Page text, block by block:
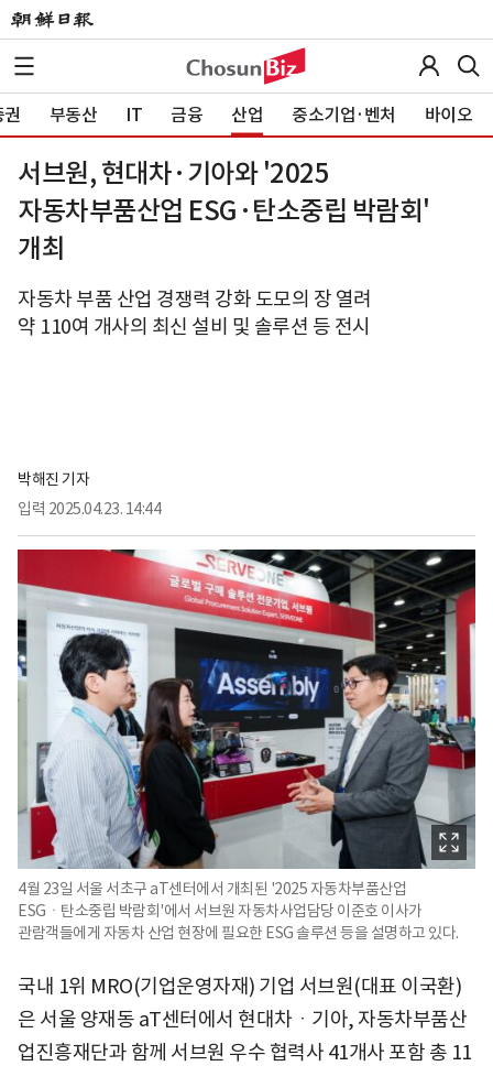
부동산 IT 금융 산업 중소기업·벤처 바이오
서브원, 현대차·기아와 '2025
자동차부품산업 ESG·탄소중립 박람회'
개최
자동차 부품 산업 경쟁력 강화 도모의 장 열려
약 110여 개사의 최신 설비 및 솔루션 등 전시
박해진 기자
입력 2025.04.23. 14:44
4월 23일 서울 서초구 aT센터에서 개최된 '2025 자동차부품산업
ESGㆍ탄소중립 박람회'에서 서브원 자동차사업담당 이준호 이사가
관람객들에게 자동차 산업 현장에 필요한 ESG 솔루션 등을 설명하고 있다.
국내 1위 MRO(기업운영자재) 기업 서브원(대표 이국환)
은 서울 양재동 aT센터에서 현대차ㆍ기아, 자동차부품산
업진흥재단과 함께 서브원 우수 협력사 41개사 포함 총 11